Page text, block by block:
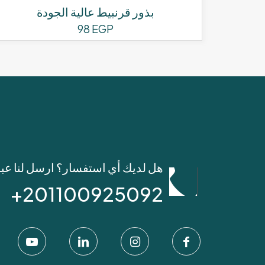
بذور قرنبيط عالية الجودة
98 EGP
هل لديك أي استفسار؟ ارسل لنا
201100925092+